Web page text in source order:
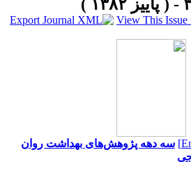
سه دهه پژوهش‌های بهداشت روان